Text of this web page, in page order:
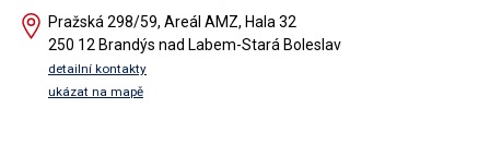
Pražská 298/59, Areál AMZ, Hala 32
250 12 Brandýs nad Labem-Stará Boleslav
detailní kontakty
ukázat na mapě